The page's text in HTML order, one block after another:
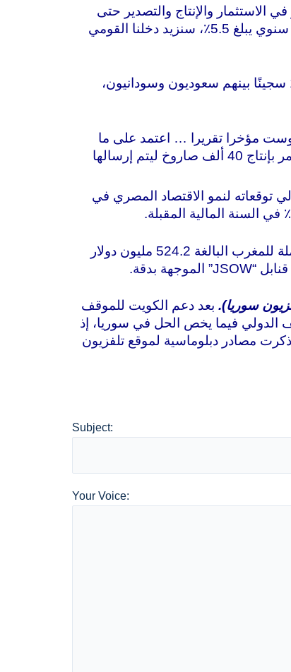
الاستثمار والإنتاج والتصدير حتى
الوصول إلى هدف رفع حجم تجارتها الخارجية إلى تريليون دولار. وقال أردوغان “في الفترة المقبلة، بمعدل نمو سنوي يبلغ 5.5٪، سنزيد دخلنا القومي
سيطلق الحوثيون سراح 181 سجينًا بينهم سعوديون وسودانيون،
مؤخرا تقريرا … اعتمد على ما
وصف بأنه “إحدى الوثائق الأمريكية السرية المسربة. ” ادعى التقرير أن “الرئيس المصري عبد الفتاح السيسي أمر بإنتاج 40 ألف صاروخ ليتم إرسالها
توقعاته لنمو الاقتصاد المصري في
أخطرت الإدارة الكونغرس بالمبيعات المحتملة للمغرب البالغة 524.2 مليون دولار
سوريا). بعد دعم الكويت للموقف
الدولي فيما يخص الحل في سوريا، إذ
مصادر دبلوماسية لموقع تلفزيون
Subject:
Your Voice: